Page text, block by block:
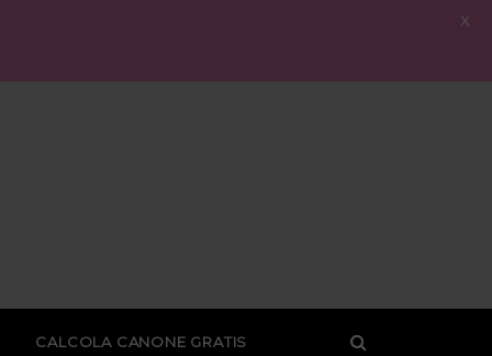
CALCOLA CANONE GRATIS
X